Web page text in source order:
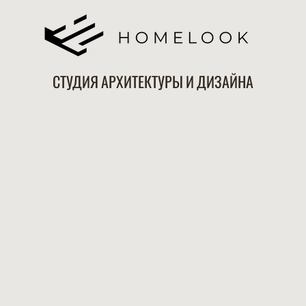
СТУДИЯ АРХИТЕКТУРЫ И ДИЗАЙНА